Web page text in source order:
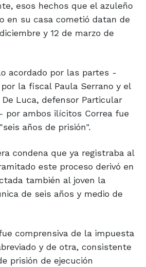
esos hechos que el azuleño
en su casa cometió datan de
y 12 de marzo de
acordado por las partes -
la fiscal Paula Serrano y el
De Luca, defensor Particular
por ambos ilícitos Correa fue
años de prisión".
condena que ya registraba al
este proceso derivó en
también al joven la
de seis años y medio de
comprensiva de la impuesta
y de otra, consistente
prisión de ejecución